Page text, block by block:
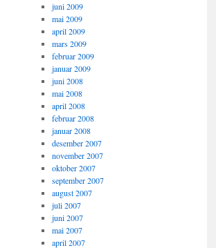
juni 2009
mai 2009
april 2009
mars 2009
februar 2009
januar 2009
juni 2008
mai 2008
april 2008
februar 2008
januar 2008
desember 2007
november 2007
oktober 2007
september 2007
august 2007
juli 2007
juni 2007
mai 2007
april 2007